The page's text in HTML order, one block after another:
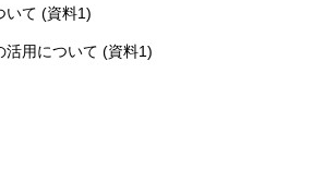
て (資料1)
用について (資料1)